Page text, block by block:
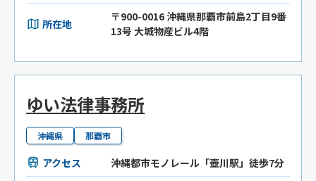
所在地
〒900-0016 沖縄県那覇市前島2丁目9番
13号 大城物産ビル4階
ゆい法律事務所
沖縄県 那覇市
アクセス 沖縄都市モノレール「壺川駅」徒歩7分